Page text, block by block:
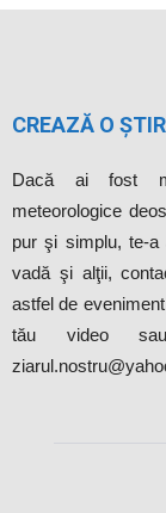
CREAZĂ O
Dacă ai fost
meteorologice
pur şi simplu, te-
vadă şi alţii,
astfel de
tău video